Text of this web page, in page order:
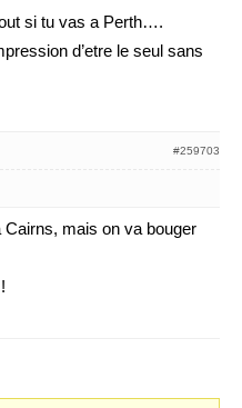
si tu vas a Perth….
d’etre le seul sans
#259703
mais on va bouger